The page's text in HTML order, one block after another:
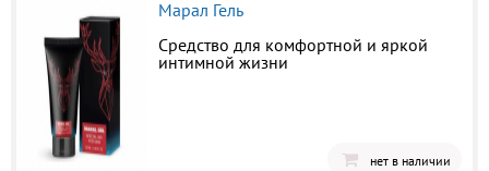
Марал Гель
Средство для комфортной и яркой
интимной жизни
нет в наличии